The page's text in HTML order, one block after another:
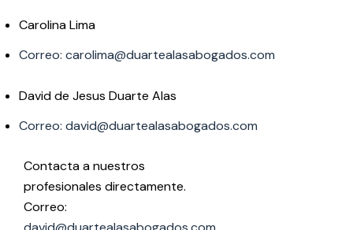
Carolina Lima
Correo: carolima@duartealasabogados.com
David de Jesus Duarte Alas
Correo: david@duartealasabogados.com
Contacta a nuestros
profesionales directamente.
Correo: